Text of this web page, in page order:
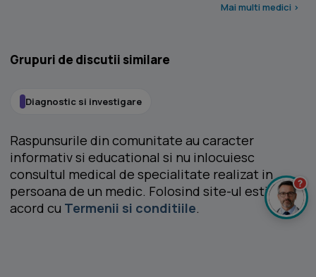
Mai multi medici >
Grupuri de discutii similare
Diagnostic si investigare
Raspunsurile din comunitate au caracter
informativ si educational si nu inlocuiesc
consultul medical de specialitate realizat in
persoana de un medic. Folosind site-ul esti de
acord cu Termenii si conditiile.
?